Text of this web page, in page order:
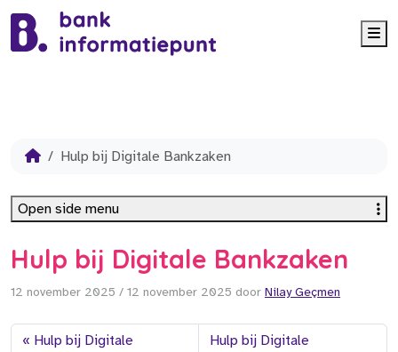
Hulp bij Digitale Bankzaken
Hulp bij Digitale Bankzaken
12 november 2025 / 12 november 2025 door Nilay Geçmen
Hulp bij Digitale
Hulp bij Digitale
Open side menu